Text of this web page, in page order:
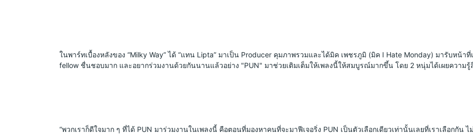
ในพาร์ทเบื้องหลังของ “Milky Way” ได้ “แทน Lipta” มาเป็น Producer คุมภาพรวมและได้มิค เพชรภูมิ (มิค I Hate Monday) มารับหน้า
fellow ชื่นชอบมาก และอยากร่วมงานด้วยกันนานแล้วอย่าง "PUN" มาช่วยเติมเต็มให้เพลงนี้ให้สมบูรณ์มากขึ้น โดย 2 หนุ่มได้เผยความรู้
“พวกเราก็ดีใจมาก ๆ ที่ได้ PUN มาร่วมงานในเพลงนี้ คือตอนที่มองหาคนที่จะมาฟีเจอริ่ง PUN เป็นตัวเลือกเดียวเท่านั้นเลยที่เราเลือกกัน